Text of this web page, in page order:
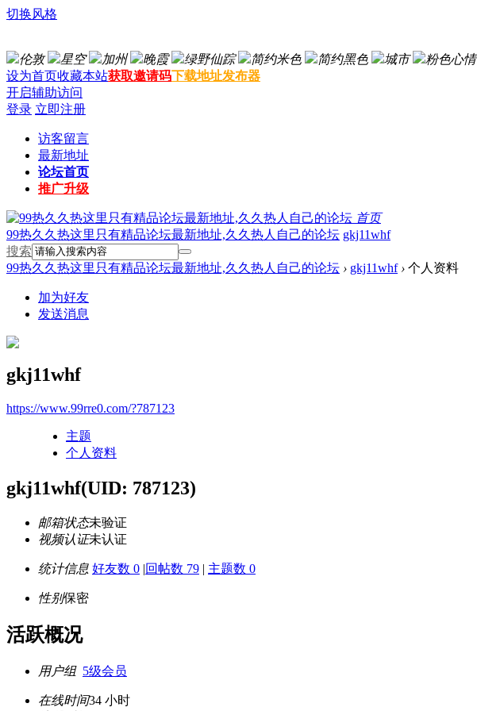
切换风格
伦敦 星空 加州 晚霞 绿野仙踪 简约米色 简约黑色 城市 粉色心情
设为首页收藏本站获取邀请码下载地址发布器
开启辅助访问
登录 立即注册
访客留言
最新地址
论坛首页
推广升级
首页
99热久久热这里只有精品论坛最新地址,久久热人自己的论坛 gkj11whf
搜索
99热久久热这里只有精品论坛最新地址,久久热人自己的论坛 › gkj11whf › 个人资料
加为好友
发送消息
gkj11whf
https://www.99rre0.com/?787123
主题
个人资料
gkj11whf(UID: 787123)
邮箱状态未验证
视频认证未认证
统计信息 好友数 0 |回帖数 79 | 主题数 0
性别保密
活跃概况
用户组 5级会员
在线时间34 小时